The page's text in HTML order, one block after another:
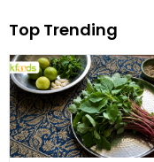
Top Trending